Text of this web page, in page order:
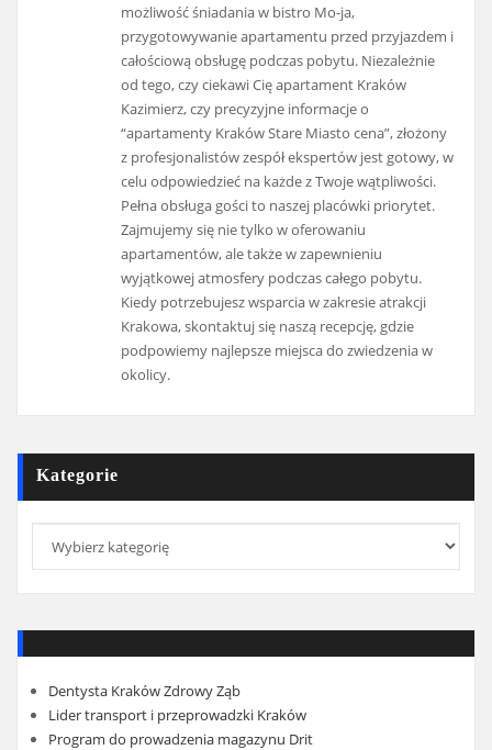
możliwość śniadania w bistro Mo-ja,
przygotowywanie apartamentu przed przyjazdem i
całościową obsługę podczas pobytu​. Niezależnie
od tego, czy ciekawi Cię apartament Kraków
Kazimierz, czy precyzyjne informacje o
“apartamenty Kraków Stare Miasto cena”, złożony
z profesjonalistów zespół ekspertów jest gotowy, w
celu odpowiedzieć na każde z Twoje wątpliwości.
Pełna obsługa gości to naszej placówki priorytet​.
Zajmujemy się nie tylko w oferowaniu
apartamentów, ale także w zapewnieniu
wyjątkowej atmosfery podczas całego pobytu.
Kiedy potrzebujesz wsparcia w zakresie atrakcji
Krakowa, skontaktuj się naszą recepcję, gdzie
podpowiemy najlepsze miejsca do zwiedzenia w
okolicy.
Kategorie
Dentysta Kraków Zdrowy Ząb
Lider transport i przeprowadzki Kraków
Program do prowadzenia magazynu Drit